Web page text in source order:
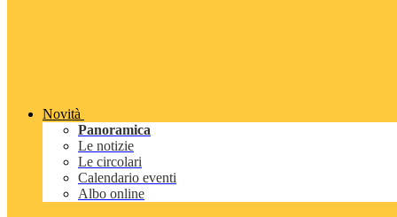
Novità
Panoramica
Le notizie
Le circolari
Calendario eventi
Albo online